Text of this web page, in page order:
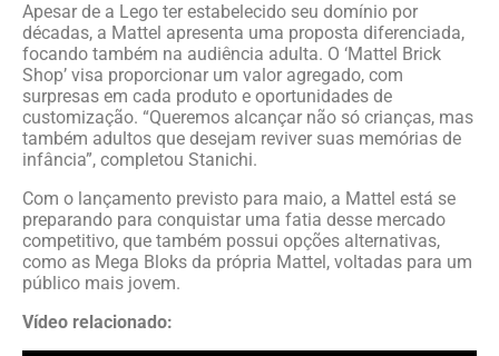
Apesar de a Lego ter estabelecido seu domínio por
décadas, a Mattel apresenta uma proposta diferenciada,
focando também na audiência adulta. O ‘Mattel Brick
Shop’ visa proporcionar um valor agregado, com
surpresas em cada produto e oportunidades de
customização. “Queremos alcançar não só crianças, mas
também adultos que desejam reviver suas memórias de
infância”, completou Stanichi.
Com o lançamento previsto para maio, a Mattel está se
preparando para conquistar uma fatia desse mercado
competitivo, que também possui opções alternativas,
como as Mega Bloks da própria Mattel, voltadas para um
público mais jovem.
Vídeo relacionado: